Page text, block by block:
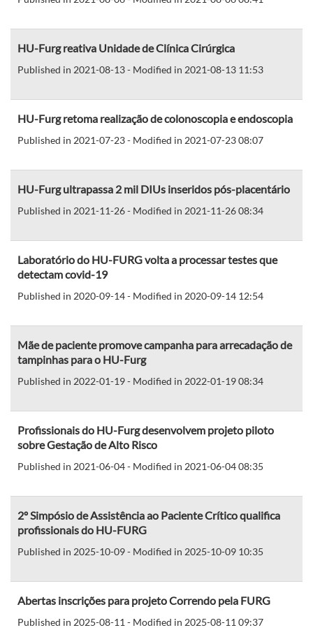
HU-Furg reativa Unidade de Clínica Cirúrgica
Published in 2021-08-13 - Modified in 2021-08-13 11:53
HU-Furg retoma realização de colonoscopia e endoscopia
Published in 2021-07-23 - Modified in 2021-07-23 08:07
HU-Furg ultrapassa 2 mil DIUs inseridos pós-placentário
Published in 2021-11-26 - Modified in 2021-11-26 08:34
Laboratório do HU-FURG volta a processar testes que
detectam covid-19
Published in 2020-09-14 - Modified in 2020-09-14 12:54
Mãe de paciente promove campanha para arrecadação de
tampinhas para o HU-Furg
Published in 2022-01-19 - Modified in 2022-01-19 08:34
Profissionais do HU-Furg desenvolvem projeto piloto
sobre Gestação de Alto Risco
Published in 2021-06-04 - Modified in 2021-06-04 08:35
2º Simpósio de Assistência ao Paciente Crítico qualifica
profissionais do HU-FURG
Published in 2025-10-09 - Modified in 2025-10-09 10:35
Abertas inscrições para projeto Correndo pela FURG
Published in 2025-08-11 - Modified in 2025-08-11 09:37